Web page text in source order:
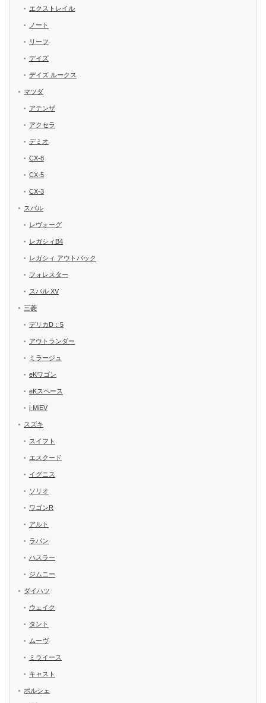
エクストレイル
ノート
リーフ
デイズ
デイズ ルークス
マツダ
アテンザ
アクセラ
デミオ
CX-8
CX-5
CX-3
スバル
レヴォーグ
レガシィB4
レガシィ アウトバック
フォレスター
スバル XV
三菱
デリカD：5
アウトランダー
ミラージュ
eKワゴン
eKスペース
i-MiEV
スズキ
スイフト
エスクード
イグニス
ソリオ
ワゴンR
アルト
ラパン
ハスラー
ジムニー
ダイハツ
ウェイク
タント
ムーヴ
ミライース
キャスト
ポルシェ